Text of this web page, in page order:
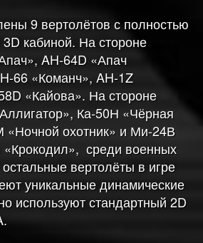
9 вертолётов с полностью
кабиной. На стороне
AH-64D «Апач
66 «Команч», AH-1Z
«Кайова». На стороне
Ка-50Н «Чёрная
охотник» и Ми-24В
«Крокодил», среди военных
вертолёты в игре
уникальные динамические
используют стандартный 2D